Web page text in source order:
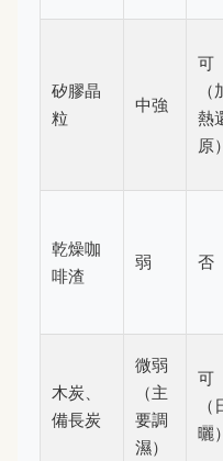
矽膠晶
粒
中強
可
（
熱
原）
乾燥咖
啡渣
弱 否
木炭、
備長炭
微弱
（主
要調
濕）
可
（
曬）